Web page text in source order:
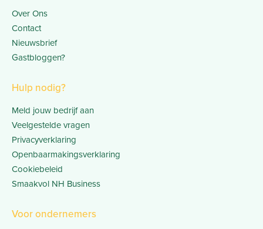
Over Ons
Contact
Nieuwsbrief
Gastbloggen?
Hulp nodig?
Meld jouw bedrijf aan
Veelgestelde vragen
Privacyverklaring
Openbaarmakingsverklaring
Cookiebeleid
Smaakvol NH Business
Voor ondernemers